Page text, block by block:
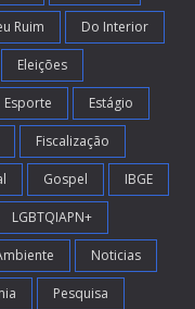
Ruim Do Interior
Eleições
Esporte Estágio
Fiscalização
Gospel IBGE
LGBTQIAPN+
Noticias
Pesquisa